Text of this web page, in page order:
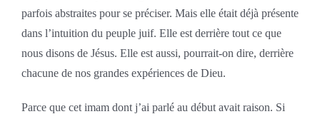
parfois abstraites pour se préciser. Mais elle était déjà présente
dans l’intuition du peuple juif. Elle est derrière tout ce que
nous disons de Jésus. Elle est aussi, pourrait-on dire, derrière
chacune de nos grandes expériences de Dieu.
Parce que cet imam dont j’ai parlé au début avait raison. Si